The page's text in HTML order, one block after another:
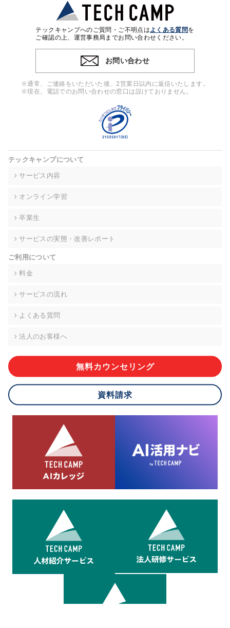
・個人(法人の場合は担当者)を識別できない形式に加工した統
計情報の作成および利用
※上記の利用目的に基づいた本人への連絡及び配信について
4. 個人情報の第三者提供
ンをとるために、氏名等の一部の情報をサービス内で使用する
チャットツールで発信することにより、本サービスの他の利用
者等に提供することがあります。
当社は事業運営上、前項利用目的の範囲に限って個人情報を外
高い委託先を選定し、個人情報の適正管理・機密保持について
個人情報の開示等(利用目的の通知、開示、内容の訂正・追加・
て、下記の当社問合わせ窓口に申し出ることができます。その
的な期間内に対応いたします。ただし、申請が本人確認が不可
により、ご希望に添えない場合があります。 なお、アクセスロ
グなどの個人情報以外の情報については、原則として開示等は
株式会社div 個人情報問合せ窓口
メールアドレス:privacy_policy@di-v.co.jp
ご本人様が当社に個人情報を提供されるかどうかは任意による
応ができない場合があります。
8.cookieにより取得・分析した情報とその利用について
当社は第三者が運営するデータ・マネジメント・プラットフォ
ームからcookieにより収集されたウェブの閲覧機歴及びその分
析結果を取得し、これをお客様の個人データと結びつけた上
で、広告配信等の目的で利用いたします。
テックキャンプへのご質問・ご不明点はよくある質問を
ご確認の上、運営事務局までお問い合わせください。
お問い合わせ
※通常、ご連絡をいただいた後、2営業日以内に返信いたします。
※現在、電話でのお問い合わせの窓口は設けておりません。
テックキャンプについて
サービス内容
オンライン学習
卒業生
サービスの実態・改善レポート
ご利用について
料金
サービスの流れ
よくある質問
法人のお客様へ
無料カウンセリング
資料請求